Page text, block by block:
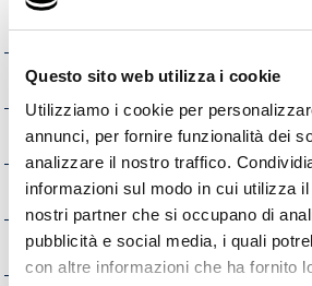
Questo sito web utilizza i cookie
Utilizziamo i cookie per
annunci, per fornire funzionalità dei
analizzare il nostro traffico.
informazioni sul modo in cui utilizza
nostri partner che si occupano di
pubblicità e social media, i quali
con altre informazioni che ha fornito
Controlli e rilievi sull'amministrazione
Servizi erogati
Pagamenti dell'Amministrazione
Opere pubbliche
Interventi straordinari e di emergenza